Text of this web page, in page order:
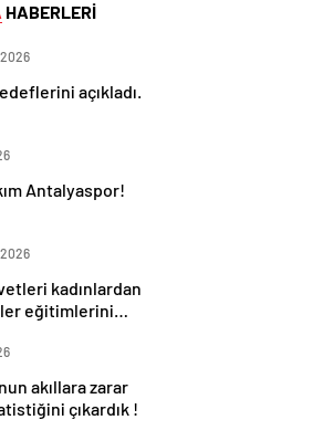
HABERLERİ
açıkladı.
Antalyaspor!
kadınlardan
eğitimlerini
akıllara zarar
çıkardık !